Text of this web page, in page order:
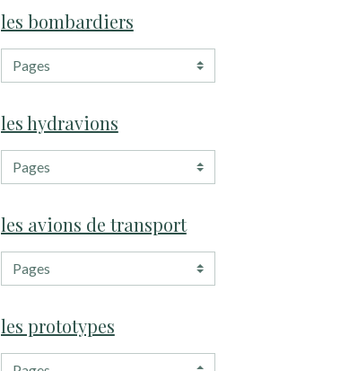
les bombardiers
les hydravions
les avions de transport
les prototypes